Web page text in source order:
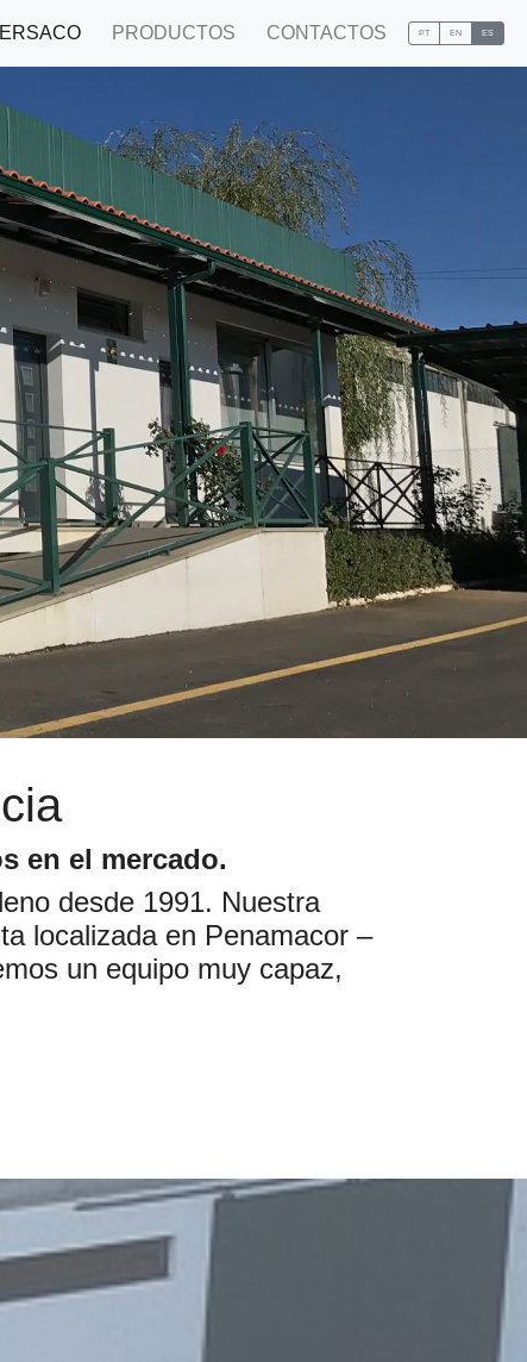
(CURRENT)
PRODUCTOS CONTACTOS PT EN ES
en el mercado.
desde 1991. Nuestra
localizada en Penamacor –
un equipo muy capaz,